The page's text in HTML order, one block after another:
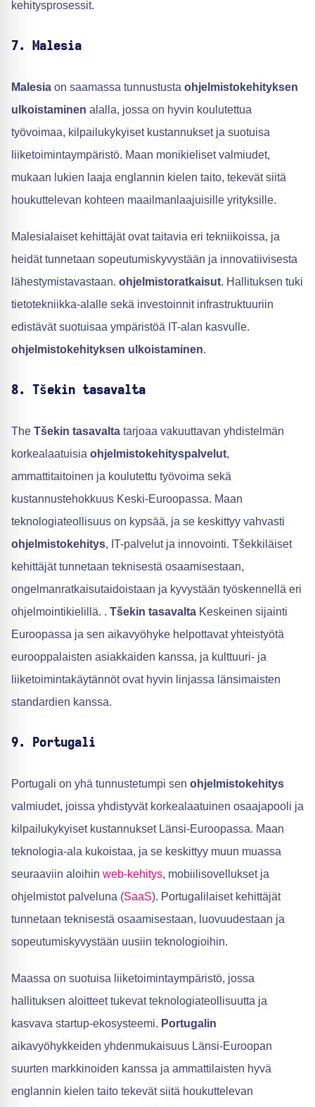
kehitysprosessit.
7. Malesia
Malesia on saamassa tunnustusta ohjelmistokehityksen
ulkoistaminen alalla, jossa on hyvin koulutettua
työvoimaa, kilpailukykyiset kustannukset ja suotuisa
liiketoimintaympäristö. Maan monikieliset valmiudet,
mukaan lukien laaja englannin kielen taito, tekevät siitä
houkuttelevan kohteen maailmanlaajuisille yrityksille.
Malesialaiset kehittäjät ovat taitavia eri tekniikoissa, ja
heidät tunnetaan sopeutumiskyvystään ja innovatiivisesta
lähestymistavastaan. ohjelmistoratkaisut. Hallituksen tuki
tietotekniikka-alalle sekä investoinnit infrastruktuuriin
edistävät suotuisaa ympäristöä IT-alan kasvulle.
ohjelmistokehityksen ulkoistaminen.
8. Tšekin tasavalta
The Tšekin tasavalta tarjoaa vakuuttavan yhdistelmän
korkealaatuisia ohjelmistokehityspalvelut,
ammattitaitoinen ja koulutettu työvoima sekä
kustannustehokkuus Keski-Euroopassa. Maan
teknologiateollisuus on kypsää, ja se keskittyy vahvasti
ohjelmistokehitys, IT-palvelut ja innovointi. Tšekkiläiset
kehittäjät tunnetaan teknisestä osaamisestaan,
ongelmanratkaisutaidoistaan ja kyvystään työskennellä eri
ohjelmointikielillä. . Tšekin tasavalta Keskeinen sijainti
Euroopassa ja sen aikavyöhyke helpottavat yhteistyötä
eurooppalaisten asiakkaiden kanssa, ja kulttuuri- ja
liiketoimintakäytännöt ovat hyvin linjassa länsimaisten
standardien kanssa.
9. Portugali
Portugali on yhä tunnustetumpi sen ohjelmistokehitys
valmiudet, joissa yhdistyvät korkealaatuinen osaajapooli ja
kilpailukykyiset kustannukset Länsi-Euroopassa. Maan
teknologia-ala kukoistaa, ja se keskittyy muun muassa
seuraaviin aloihin web-kehitys, mobiilisovellukset ja
ohjelmistot palveluna (SaaS). Portugalilaiset kehittäjät
tunnetaan teknisestä osaamisestaan, luovuudestaan ja
sopeutumiskyvystään uusiin teknologioihin.
Maassa on suotuisa liiketoimintaympäristö, jossa
hallituksen aloitteet tukevat teknologiateollisuutta ja
kasvava startup-ekosysteemi. Portugalin
aikavyöhykkeiden yhdenmukaisuus Länsi-Euroopan
suurten markkinoiden kanssa ja ammattilaisten hyvä
englannin kielen taito tekevät siitä houkuttelevan